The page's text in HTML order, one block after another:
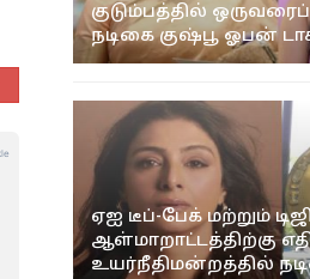
குடும்பத்தில்
நடிகை குஷ்பூ ஓபன்
ஏஐ டீப்-பேக் மற்றும்
ஆள்மாறாட்டத்திற்கு
உயர்நீதிமன்றத்தில்